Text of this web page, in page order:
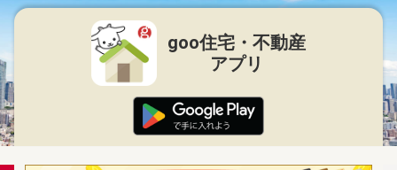
goo住宅・不動産
アプリ